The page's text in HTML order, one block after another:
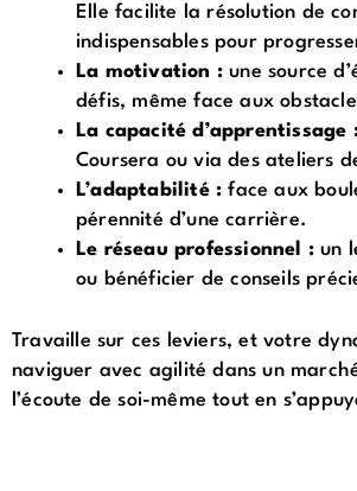
Elle facilite la résolution de
indispensables pour
La motivation : une source
défis, même face aux
La capacité d’apprentissage
Coursera ou via des ateliers
L’adaptabilité : face aux
pérennité d’une carrière.
Le réseau professionnel : un
ou bénéficier de conseils
Travaille sur ces leviers, et votre
naviguer avec agilité dans un
l’écoute de soi-même tout en